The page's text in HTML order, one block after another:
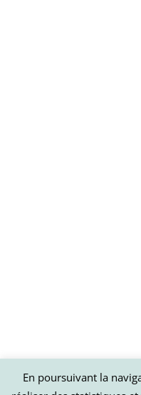
En poursuivant la